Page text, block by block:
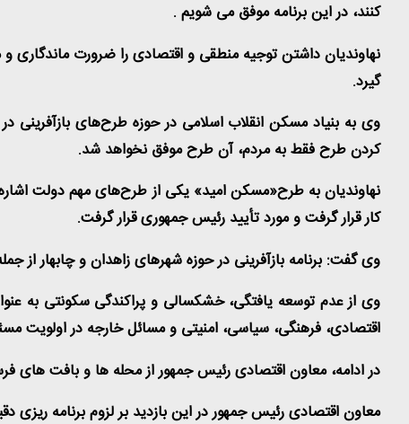
کنند، در این برنامه موفق می شویم .
نهاوندیان داشتن توجیه منطقی و اقتصادی را ضرورت
گیرد.
وی به بنیاد مسکن انقلاب اسلامی در حوزه طرح‌های
کردن طرح فقط به مردم، آن طرح موفق نخواهد شد.
نهاوندیان به طرح«مسکن امید» یکی از طرح‌های مهم دولت
کار قرار گرفت و مورد تأیید رئیس جمهوری قرار گرفت.
وی گفت: برنامه بازآفرینی در حوزه شهرهای زاهدان و چابهار
وی از عدم توسعه یافتگی، خشکسالی و پراکندگی سکونتی به
اقتصادی، فرهنگی، سیاسی، امنیتی و مسائل خارجه در اولویت
در ادامه، معاون اقتصادی رئیس جمهور از محله ها و بافت های
معاون اقتصادی رئیس جمهور در این بازدید بر لزوم برنامه